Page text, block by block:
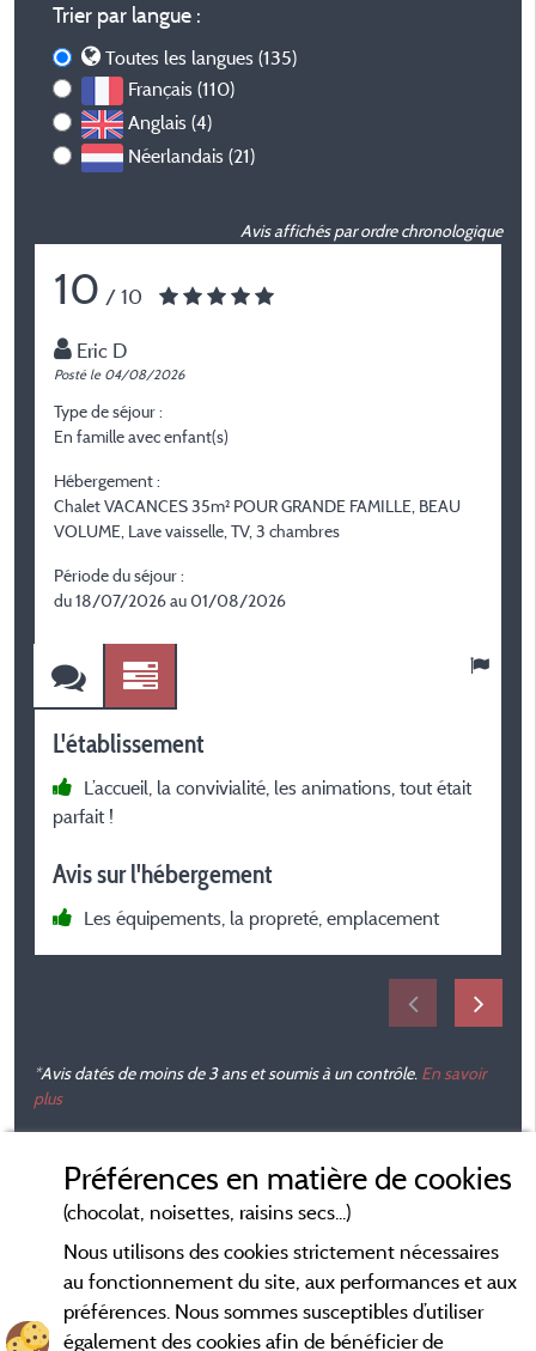
Trier par langue :
Toutes les langues (135)
Français (110)
Anglais (4)
Néerlandais (21)
Avis affichés par ordre chronologique
10 / 10
Eric D
Posté le 04/08/2026
Type de séjour :
En famille avec enfant(s)
Hébergement :
Chalet VACANCES 35m² POUR GRANDE FAMILLE, BEAU
VOLUME, Lave vaisselle, TV, 3 chambres
Période du séjour :
du 18/07/2026 au 01/08/2026
L'établissement
L’accueil, la convivialité, les animations, tout était
parfait !
Avis sur l'hébergement
Les équipements, la propreté, emplacement
*Avis datés de moins de 3 ans et soumis à un contrôle. En savoir
plus
Préférences en matière de cookies
(chocolat, noisettes, raisins secs...)
Nous utilisons des cookies strictement nécessaires
au fonctionnement du site, aux performances et aux
préférences. Nous sommes susceptibles d’utiliser
également des cookies afin de bénéficier de